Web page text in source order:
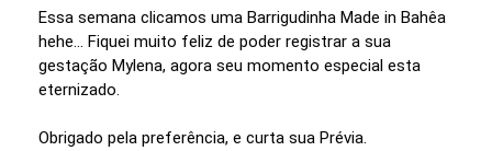
Essa semana clicamos uma Barrigudinha Made in Bahêa
hehe... Fiquei muito feliz de poder registrar a sua
gestação Mylena, agora seu momento especial esta
eternizado.
Obrigado pela preferência, e curta sua Prévia.